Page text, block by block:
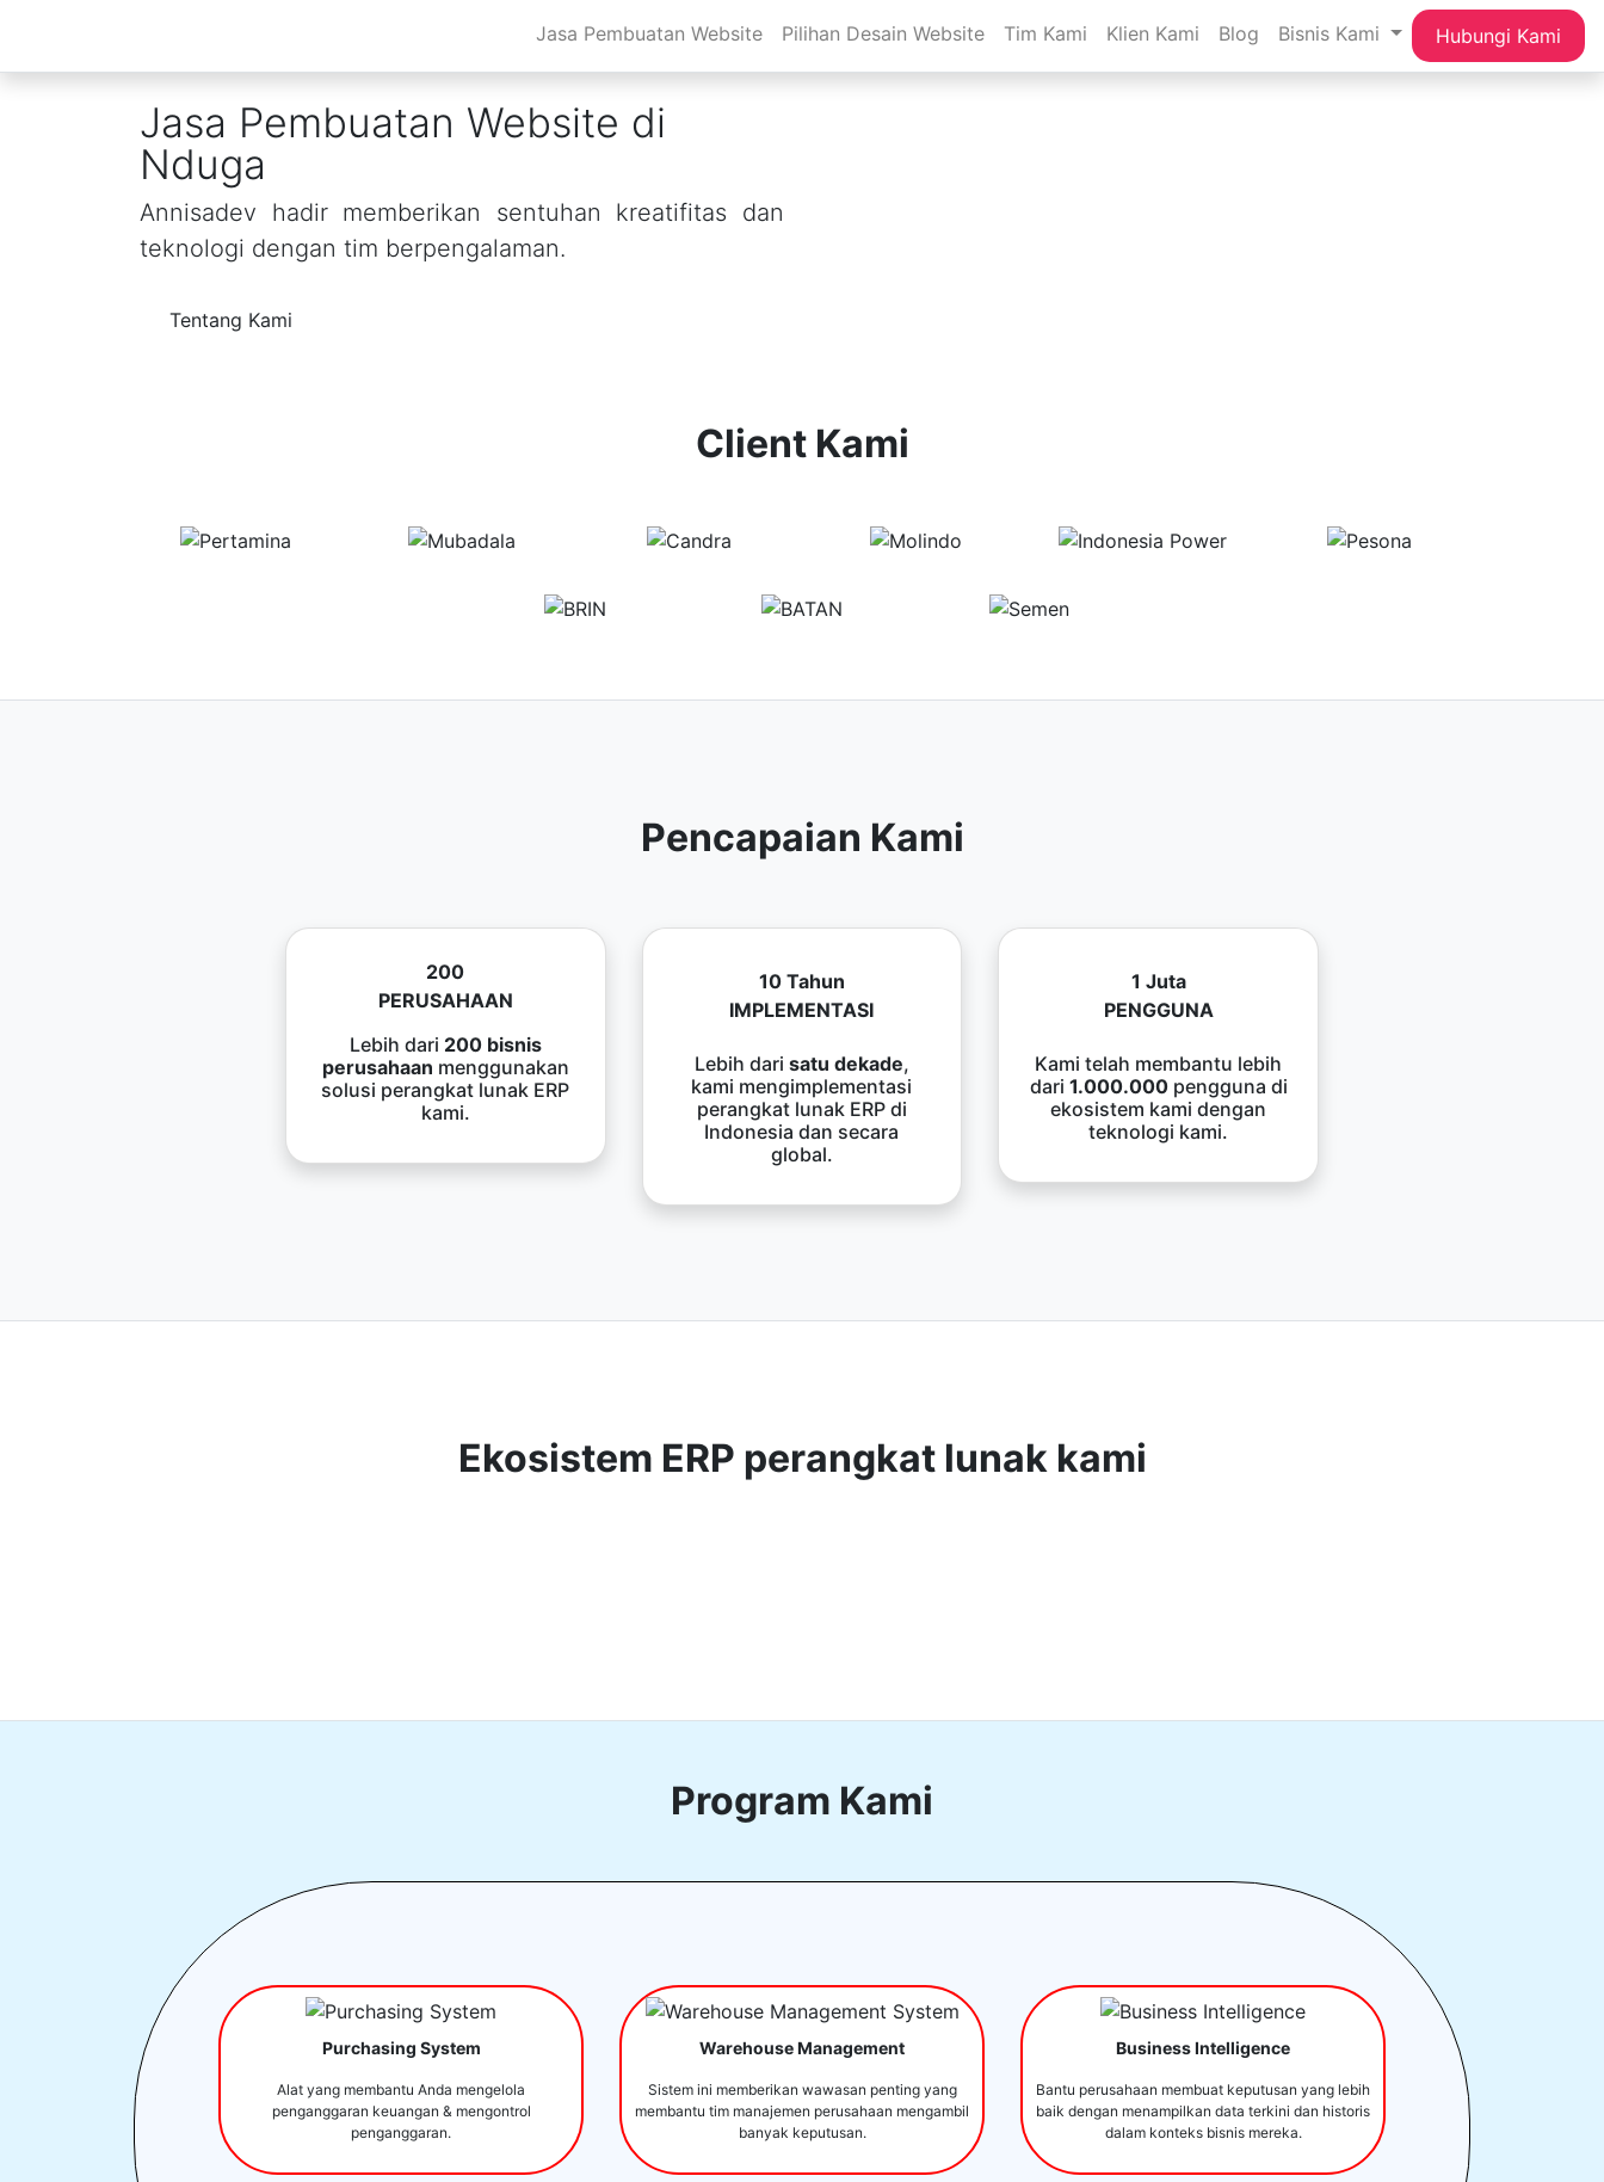
Jasa Pembuatan Website Pilihan Desain Website Tim Kami Klien Kami Blog Bisnis Kami Hubungi Kami
Jasa Pembuatan Website di
Nduga
Annisadev hadir memberikan sentuhan kreatifitas dan
teknologi dengan tim berpengalaman.
Tentang Kami
Client Kami
Pencapaian Kami
200
PERUSAHAAN
Lebih dari 200 bisnis
perusahaan menggunakan
solusi perangkat lunak ERP
kami.
10 Tahun
IMPLEMENTASI
Lebih dari satu dekade,
kami mengimplementasi
perangkat lunak ERP di
Indonesia dan secara
global.
1 Juta
PENGGUNA
Kami telah membantu lebih
dari 1.000.000pengguna di
ekosistem kami dengan
teknologi kami.
Ekosistem ERP perangkat lunak kami
Program Kami
Purchasing System
Alat yang membantu Anda mengelola
penganggaran keuangan & mengontrol
penganggaran.
Warehouse Management
Sistem ini memberikan wawasan penting yang
membantu tim manajemen perusahaan mengambil
banyak keputusan.
Business Intelligence
Bantu perusahaan membuat keputusan yang lebih
baik dengan menampilkan data terkini dan historis
dalam konteks bisnis mereka.